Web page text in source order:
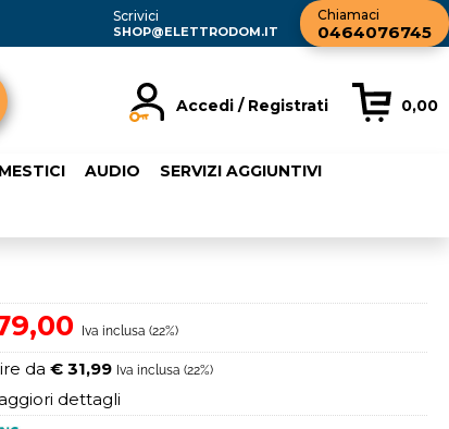
Scrivici
SHOP@ELETTRODOM.IT
Chiamaci
0464076745
Accedi / Registrati
"Registrati"
0,00
AUDIO SERVIZI AGGIUNTIVI
Iva inclusa (22%)
da € 31,99 Iva inclusa (22%)
dettagli